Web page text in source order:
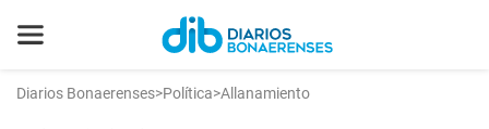
Diarios Bonaerenses>Política>Allanamiento